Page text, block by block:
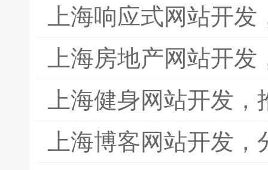
上海响应式网站开
上海房地产网站开
上海健身网站开发
上海博客网站开发